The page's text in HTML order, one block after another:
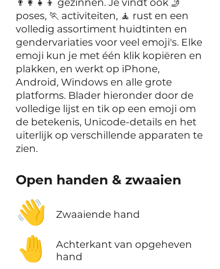
poses, 🏃 activiteiten, 🧘 rust en een
volledig assortiment huidtinten en
gendervariaties voor veel emoji's. Elke
emoji kun je met één klik kopiëren en
plakken, en werkt op iPhone,
Android, Windows en alle grote
platforms. Blader hieronder door de
volledige lijst en tik op een emoji om
de betekenis, Unicode-details en het
uiterlijk op verschillende apparaten te
zien.
Open handen & zwaaien
👋 Zwaaiende hand
🤚
Achterkant van opgeheven
hand